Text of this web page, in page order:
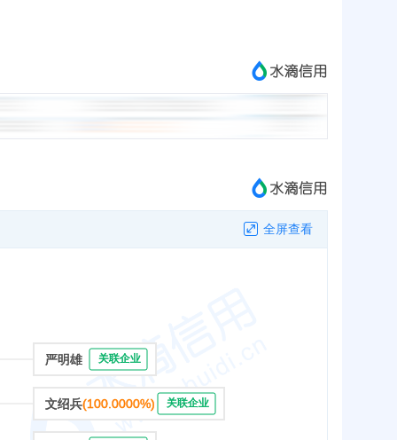
全屏查看
严明雄 关联企业
文绍兵(100.0000%) 关联企业